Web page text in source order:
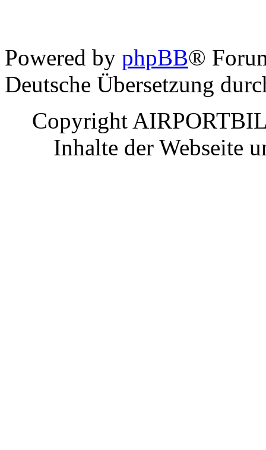
Powered by phpBB®
Deutsche Übersetzung
Copyright
Inhalte der Webseite